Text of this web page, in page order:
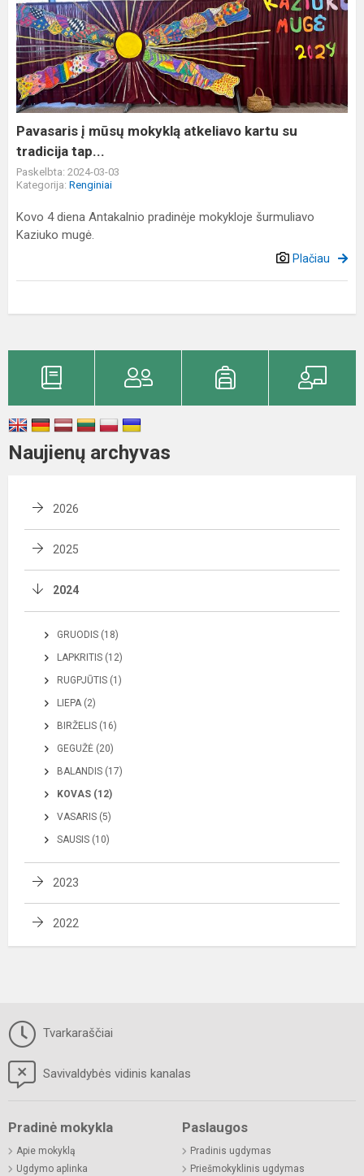
į
mūsų
mokyklą
atkeliavo
kartu
su
tradicija
tap...
Pavasaris į mūsų mokyklą atkeliavo kartu su
tradicija tap...
Paskelbta: 2024-03-03
Kategorija: Renginiai
Kovo 4 diena Antakalnio pradinėje mokykloje šurmuliavo
Kaziuko mugė.
Plačiau
Naujienų archyvas
2026
2025
2024
GRUODIS (18)
LAPKRITIS (12)
RUGPJŪTIS (1)
LIEPA (2)
BIRŽELIS (16)
GEGUŽĖ (20)
BALANDIS (17)
KOVAS (12)
VASARIS (5)
SAUSIS (10)
2023
2022
Tvarkaraščiai
Savivaldybės vidinis kanalas
Pradinė mokykla
Apie mokyklą
Ugdymo aplinka
Paslaugos
Pradinis ugdymas
Priešmokyklinis ugdymas